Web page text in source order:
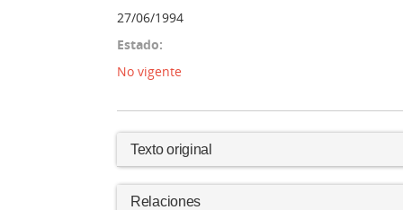
27/06/1994
Estado:
No vigente
Texto original
Relaciones